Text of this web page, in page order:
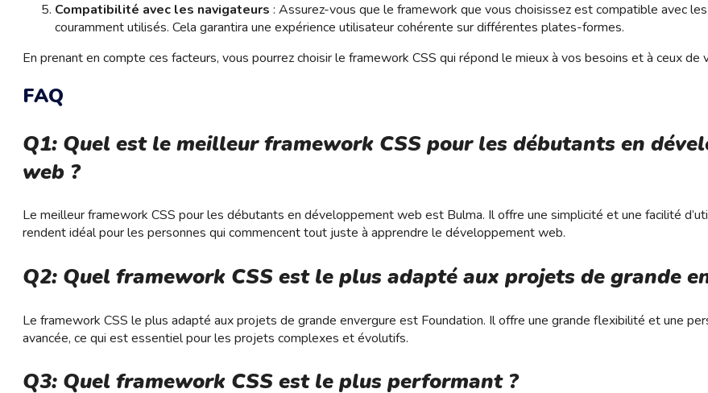
Compatibilité avec les navigateurs : Assurez-vous que le framework que vous choisissez est compatible avec
couramment utilisés. Cela garantira une expérience utilisateur cohérente sur différentes plates-formes.
En prenant en compte ces facteurs, vous pourrez choisir le framework CSS qui répond le mieux à vos besoins et à ceux de
FAQ
Q1: Quel est le meilleur framework CSS pour les débutants en
web ?
Le meilleur framework CSS pour les débutants en développement web est Bulma. Il offre une simplicité et une facilité
rendent idéal pour les personnes qui commencent tout juste à apprendre le développement web.
Q2: Quel framework CSS est le plus adapté aux projets de grande
Le framework CSS le plus adapté aux projets de grande envergure est Foundation. Il offre une grande flexibilité et une
avancée, ce qui est essentiel pour les projets complexes et évolutifs.
Q3: Quel framework CSS est le plus performant ?